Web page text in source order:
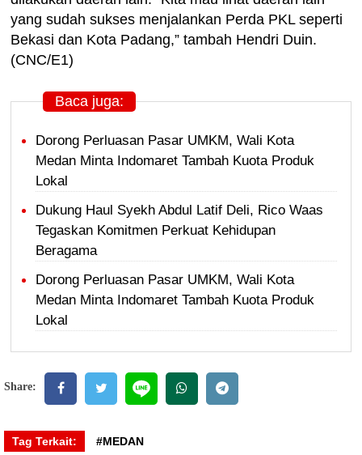
yang sudah sukses menjalankan Perda PKL seperti
Bekasi dan Kota Padang,” tambah Hendri Duin.
(CNC/E1)
Baca juga:
Dorong Perluasan Pasar UMKM, Wali Kota
Medan Minta Indomaret Tambah Kuota Produk
Lokal
Dukung Haul Syekh Abdul Latif Deli, Rico Waas
Tegaskan Komitmen Perkuat Kehidupan
Beragama
Dorong Perluasan Pasar UMKM, Wali Kota
Medan Minta Indomaret Tambah Kuota Produk
Lokal
Share:
Tag Terkait: #MEDAN